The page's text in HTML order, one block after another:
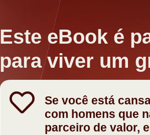
Este eBook é
para viver um
Se você está
com homens que
parceiro de valor,